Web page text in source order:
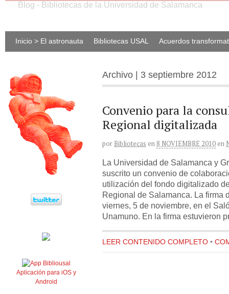
Blog - Bibliotecas de la Universidad de Salamanca
Inicio > El astronauta Bibliotecas USAL Acuerdos
Archivo | 3 septiembre 2012
Convenio para la
Regional digitalizada
por Bibliotecas en 8 NOVIEMBRE 2010 en
La Universidad de Salamanca y
suscrito un convenio de
utilización del fondo digitalizado
Regional de Salamanca. La firma
viernes, 5 de noviembre, en el
Unamuno. En la firma estuvieron
LEER CONTENIDO COMPLETO •
Aplicación para iOS y
Android